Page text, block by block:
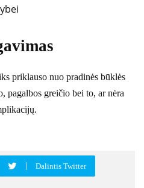
priklauso nuo pradinės būklės
pagalbos greičio bei to, ar nėra
Dalintis Twitter